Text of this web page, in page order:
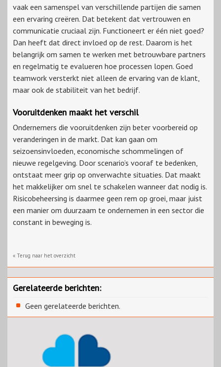
vaak een samenspel van verschillende partijen die samen
een ervaring creëren. Dat betekent dat vertrouwen en
communicatie cruciaal zijn. Functioneert er één niet goed?
Dan heeft dat direct invloed op de rest. Daarom is het
belangrijk om samen te werken met betrouwbare partners
en regelmatig te evalueren hoe processen lopen. Goed
teamwork versterkt niet alleen de ervaring van de klant,
maar ook de stabiliteit van het bedrijf.
Vooruitdenken maakt het verschil
Ondernemers die vooruitdenken zijn beter voorbereid op
veranderingen in de markt. Dat kan gaan om
seizoensinvloeden, economische schommelingen of
nieuwe regelgeving. Door scenario’s vooraf te bedenken,
ontstaat meer grip op onverwachte situaties. Dat maakt
het makkelijker om snel te schakelen wanneer dat nodig is.
Risicobeheersing is daarmee geen rem op groei, maar juist
een manier om duurzaam te ondernemen in een sector die
constant in beweging is.
« Terug naar het overzicht
Gerelateerde berichten:
Geen gerelateerde berichten.